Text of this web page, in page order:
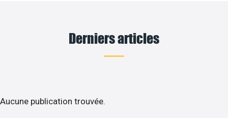
Derniers articles
Aucune publication trouvée.